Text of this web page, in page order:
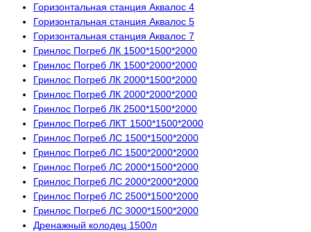
Горизонтальная станция Аквалос 4
Горизонтальная станция Аквалос 5
Горизонтальная станция Аквалос 7
Гринлос Погреб ЛК 1500*1500*2000
Гринлос Погреб ЛК 1500*2000*2000
Гринлос Погреб ЛК 2000*1500*2000
Гринлос Погреб ЛК 2000*2000*2000
Гринлос Погреб ЛК 2500*1500*2000
Гринлос Погреб ЛКТ 1500*1500*2000
Гринлос Погреб ЛС 1500*1500*2000
Гринлос Погреб ЛС 1500*2000*2000
Гринлос Погреб ЛС 2000*1500*2000
Гринлос Погреб ЛС 2000*2000*2000
Гринлос Погреб ЛС 2500*1500*2000
Гринлос Погреб ЛС 3000*1500*2000
Дренажный колодец 1500л